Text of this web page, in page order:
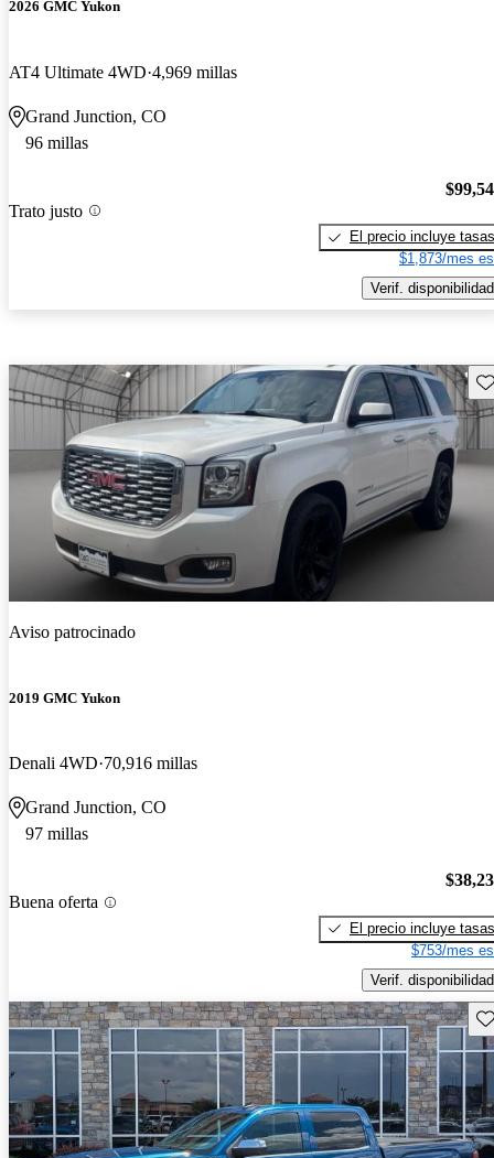
2026 GMC Yukon
AT4 Ultimate 4WD 4,969 millas
Grand Junction, CO
96 millas
Trato justo
El precio incluye tasas
$1,873/mes
Verif. disponibilidad
Aviso patrocinado
2019 GMC Yukon
Denali 4WD 70,916 millas
Grand Junction, CO
97 millas
Buena oferta
El precio incluye tasas
$753/mes
Verif. disponibilidad